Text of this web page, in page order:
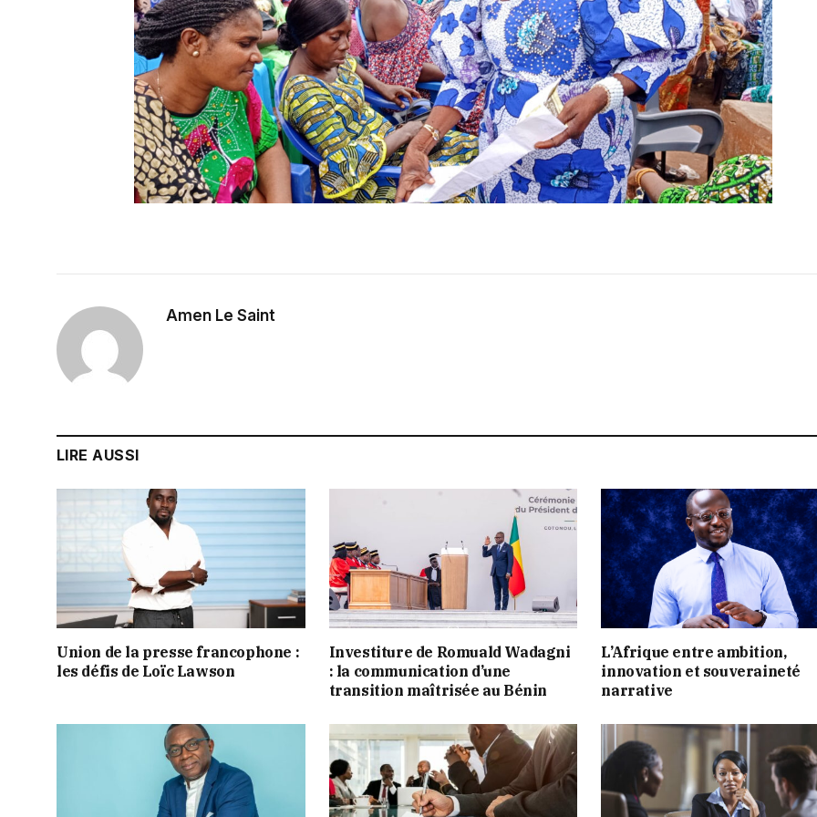
Amen Le Saint
LIRE AUSSI
Union de la presse francophone :
les défis de Loïc Lawson
Investiture de Romuald Wadagni
: la communication d’une
transition maîtrisée au Bénin
L’Afrique entre ambition,
innovation et souveraineté
narrative